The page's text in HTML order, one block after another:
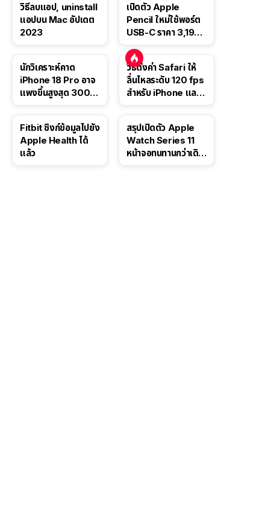
วิธีลบแอป, uninstall
แอปบน Mac อัปเดต
2023
เปิดตัว Apple
Pencil ใหม่ใช้พอร์ต
USB-C ราคา 3,190
นี้
นักวิเคราะห์คาด
iPhone 18 Pro อาจ
แพงขึ้นสูงสุด 300
วิธีตั้งค่า Safari ให้
ลื่นไหลระดับ 120 fps
สำหรับ iPhone และ
Fitbit ซิงก์ข้อมูลไปยัง
Apple Health ได้
แล้ว
สรุปเปิดตัว Apple
Watch Series 11
หน้าจอทนทานกว่าเดิม